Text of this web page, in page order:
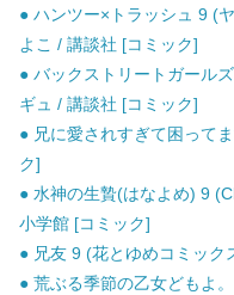
● ハンツー×トラッシュ 9 (
よこ / 講談社 [コミック]
● バックストリートガール
ギュ / 講談社 [コミック]
● 兄に愛されすぎて困って
ク]
● 水神の生贄(はなよめ) 9
小学館 [コミック]
● 兄友 9 (花とゆめコミック
● 荒ぶる季節の乙女どもよ